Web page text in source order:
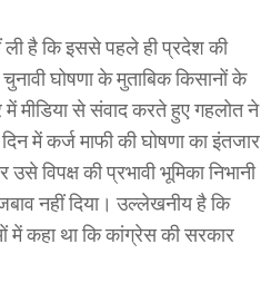
है कि इससे पहले ही प्रदेश की
घोषणा के मुताबिक किसानों के
मीडिया से संवाद करते हुए गहलोत ने
में कर्ज माफी की घोषणा का इंतजार
विपक्ष की प्रभावी भूमिका निभानी
नहीं दिया। उल्लेखनीय है कि
में कहा था कि कांग्रेस की सरकार